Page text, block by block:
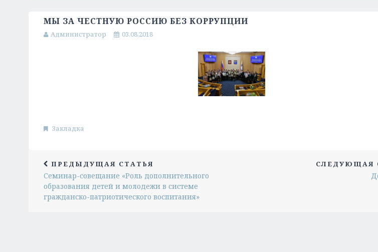
МЫ ЗА ЧЕСТНУЮ РОССИЮ БЕЗ КОРРУПЦИИ
Администратор 03.08.2018
Закладка
ПРЕДЫДУЩАЯ СТАТЬЯ
Семинар-совещание «Роль дополнительного
образования детей и молодежи в системе
гражданско-патриотического воспитания»
СЛЕДУЮЩАЯ